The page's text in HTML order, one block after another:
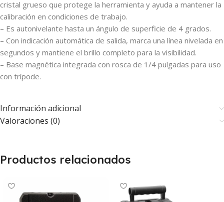
cristal grueso que protege la herramienta y ayuda a mantener la
calibración en condiciones de trabajo.
– Es autonivelante hasta un ángulo de superficie de 4 grados.
– Con indicación automática de salida, marca una línea nivelada en
segundos y mantiene el brillo completo para la visibilidad.
– Base magnética integrada con rosca de 1/4 pulgadas para uso
con trípode.
Información adicional
Valoraciones (0)
Productos relacionados